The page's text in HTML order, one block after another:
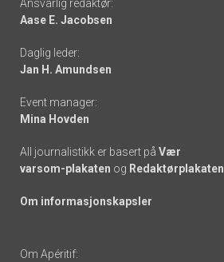
-
links
Ansvarlig redaktør:
Aase E. Jacobsen
Daglig leder:
Jan H. Amundsen
Event manager:
Mina Hovden
All journalistikk er basert på Vær
varsom-plakaten og Redaktørplakaten
Om informasjonskapsler
Om Apéritif: